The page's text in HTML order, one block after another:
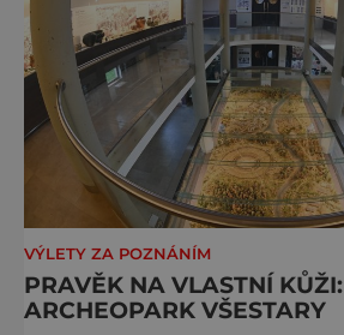
VÝLETY ZA POZNÁNÍM
PRAVĚK NA VLASTNÍ KŮŽI:
ARCHEOPARK VŠESTARY